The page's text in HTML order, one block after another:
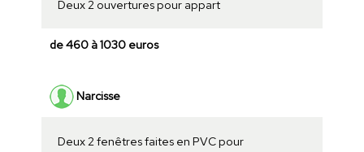
Deux 2 ouvertures pour appart
de 460 à 1030 euros
Narcisse
Deux 2 fenêtres faites en PVC pour